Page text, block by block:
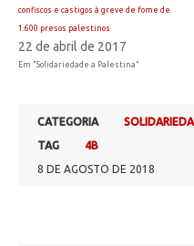
confiscos e castigos à greve de fome de
1.600 presos palestinos
22 de abril de 2017
Em "Solidariedade a Palestina"
CATEGORIA
TAG
4B
8 DE AGOSTO DE 2018